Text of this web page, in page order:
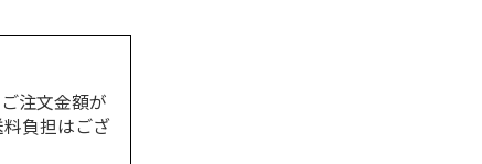
注文金額が
負担はござ